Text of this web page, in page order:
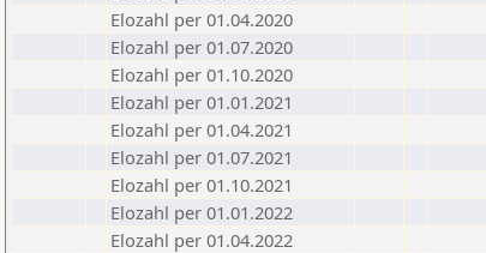
Elozahl per 01.04.2020
Elozahl per 01.07.2020
Elozahl per 01.10.2020
Elozahl per 01.01.2021
Elozahl per 01.04.2021
Elozahl per 01.07.2021
Elozahl per 01.10.2021
Elozahl per 01.01.2022
Elozahl per 01.04.2022